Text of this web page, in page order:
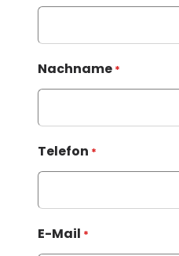
Nachname *
Telefon *
E-Mail *